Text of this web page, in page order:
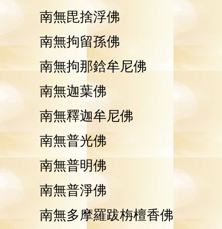
南無毘捨浮佛
南無拘留孫佛
南無拘那鋡牟尼佛
南無迦葉佛
南無釋迦牟尼佛
南無普光佛
南無普明佛
南無普淨佛
南無多摩羅跋栴檀香佛